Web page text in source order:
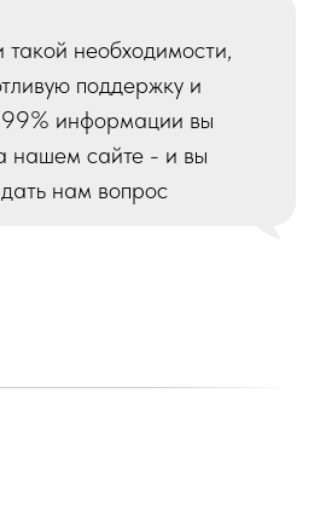
необходимости,
поддержку и
99% информации вы
нашем сайте - и вы
нам вопрос